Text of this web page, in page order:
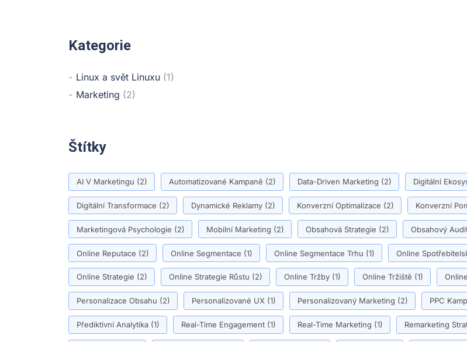
Kategorie
Linux a svět Linuxu (1)
Marketing (2)
Štítky
AI V Marketingu (2) Automatizované Kampaně (2) Data-Driven Marketing (2) Digitální
Digitální Transformace (2) Dynamické Reklamy(2) Konverzní Optimalizace (2) Konverzní
Marketingová Psychologie (2) Mobilní Marketing (2) Obsahová Strategie (2) Obsahový
Online Reputace (2) Online Segmentace (1) Online Segmentace Trhu (1) Online
Online Strategie (2) Online Strategie Růstu (2) Online Tržby(1) Online Tržiště (1)
Personalizace Obsahu (2) Personalizované UX(1) Personalizovaný Marketing (2) PPC
Přediktivní Analytika(1) Real-Time Engagement(1) Real-Time Marketing (1) Remarketing